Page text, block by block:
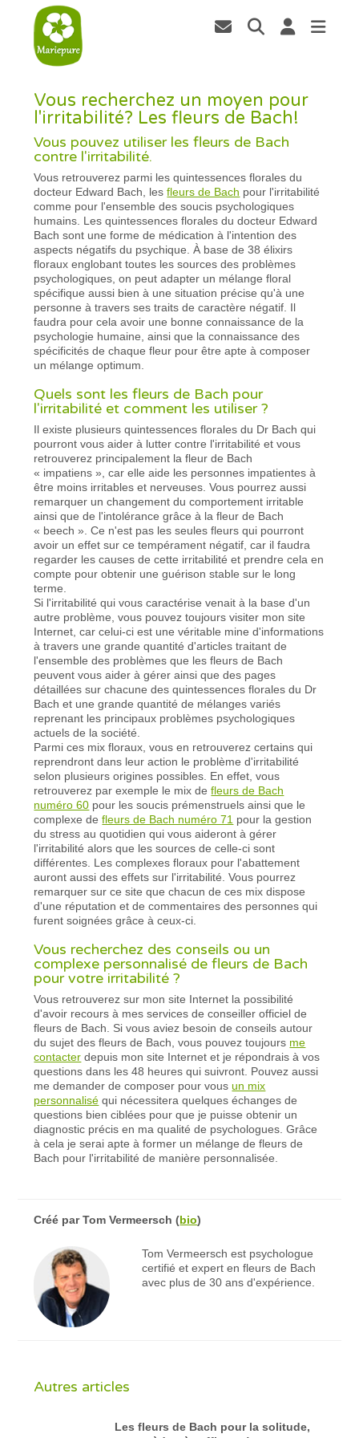
Vous recherchez un moyen pour
l'irritabilité? Les fleurs de Bach!
Vous pouvez utiliser les fleurs de Bach
contre l'irritabilité.
Vous retrouverez parmi les quintessences florales du
docteur Edward Bach, lesfleurs de Bach pour l'irritabilité
comme pour l'ensemble des soucis psychologiques
humains. Les quintessences florales du docteur Edward
Bach sont une forme de médication à l'intention des
aspects négatifs du psychique. À base de 38 élixirs
floraux englobant toutes les sources des problèmes
psychologiques, on peut adapter un mélange floral
spécifique aussi bien à une situation précise qu'à une
personne à travers ses traits de caractère négatif. Il
faudra pour cela avoir une bonne connaissance de la
psychologie humaine, ainsi que la connaissance des
spécificités de chaque fleur pour être apte à composer
un mélange optimum.
Quels sont les fleurs de Bach pour
l'irritabilité et comment les utiliser ?
Il existe plusieurs quintessences florales du Dr Bach qui
pourront vous aider à lutter contre l'irritabilité et vous
retrouverez principalement la fleur de Bach
« impatiens », car elle aide les personnes impatientes à
être moins irritables et nerveuses. Vous pourrez aussi
remarquer un changement du comportement irritable
ainsi que de l'intolérance grâce à la fleur de Bach
« beech ». Ce n'est pas les seules fleurs qui pourront
avoir un effet sur ce tempérament négatif, car il faudra
regarder les causes de cette irritabilité et prendre cela en
compte pour obtenir une guérison stable sur le long
terme.
Si l'irritabilité qui vous caractérise venait à la base d'un
autre problème, vous pouvez toujours visiter mon site
Internet, car celui-ci est une véritable mine d'informations
à travers une grande quantité d'articles traitant de
l'ensemble des problèmes que les fleurs de Bach
peuvent vous aider à gérer ainsi que des pages
détaillées sur chacune des quintessences florales du Dr
Bach et une grande quantité de mélanges variés
reprenant les principaux problèmes psychologiques
actuels de la société.
Parmi ces mix floraux, vous en retrouverez certains qui
reprendront dans leur action le problème d'irritabilité
selon plusieurs origines possibles. En effet, vous
retrouverez par exemple le mix defleurs de Bach
numéro 60 pour les soucis prémenstruels ainsi que le
complexe defleurs de Bach numéro 71 pour la gestion
du stress au quotidien qui vous aideront à gérer
l'irritabilité alors que les sources de celle-ci sont
différentes. Les complexes floraux pour l'abattement
auront aussi des effets sur l'irritabilité. Vous pourrez
remarquer sur ce site que chacun de ces mix dispose
d'une réputation et de commentaires des personnes qui
furent soignées grâce à ceux-ci.
Vous recherchez des conseils ou un
complexe personnalisé de fleurs de Bach
pour votre irritabilité ?
Vous retrouverez sur mon site Internet la possibilité
d'avoir recours à mes services de conseiller officiel de
fleurs de Bach. Si vous aviez besoin de conseils autour
du sujet des fleurs de Bach, vous pouvez toujours me
contacter depuis mon site Internet et je répondrais à vos
questions dans les 48 heures qui suivront. Pouvez aussi
me demander de composer pour vousun mix
personnalisé qui nécessitera quelques échanges de
questions bien ciblées pour que je puisse obtenir un
diagnostic précis en ma qualité de psychologues. Grâce
à cela je serai apte à former un mélange de fleurs de
Bach pour l'irritabilité de manière personnalisée.
Créé parTom Vermeersch (bio)
Tom Vermeersch est psychologue
certifié et expert en fleurs de Bach
avec plus de 30 ans d'expérience.
Autres articles
Les fleurs de Bach pour la solitude,